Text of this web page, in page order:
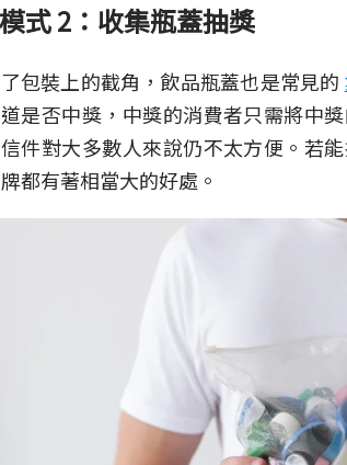
式 2：收集瓶蓋抽獎
包裝上的截角，飲品瓶蓋也是常見的
是否中獎，中獎的消費者只需將中
件對大多數人來說仍不太方便。若
都有著相當大的好處。